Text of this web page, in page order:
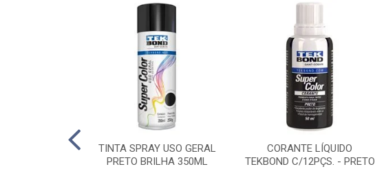
TINTA SPRAY USO GERAL
PRETO BRILHA 350ML
CORANTE LÍQUIDO
TEKBOND C/12PÇS. - PRETO